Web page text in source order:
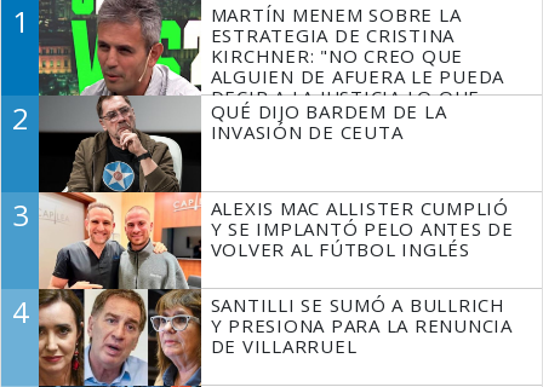
1
MARTÍN MENEM SOBRE LA
ESTRATEGIA DE CRISTINA
KIRCHNER: "NO CREO QUE
ALGUIEN DE AFUERA LE PUEDA
DECIR A LA JUSTICIA LO QUE
TIENE QUE HACER"
2
QUÉ DIJO BARDEM DE LA
INVASIÓN DE CEUTA
3
ALEXIS MAC ALLISTER CUMPLIÓ
Y SE IMPLANTÓ PELO ANTES DE
VOLVER AL FÚTBOL INGLÉS
4
SANTILLI SE SUMÓ A BULLRICH
Y PRESIONA PARA LA RENUNCIA
DE VILLARRUEL